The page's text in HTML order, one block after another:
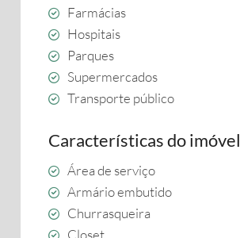
Farmácias
Hospitais
Parques
Supermercados
Transporte público
Características do imóvel
Área de serviço
Armário embutido
Churrasqueira
Closet